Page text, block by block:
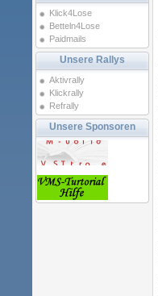
Klick4Lose
Betteln4Lose
Paidmails
Unsere Rallys
Aktivrally
Klickrally
Refrally
Unsere Sponsoren